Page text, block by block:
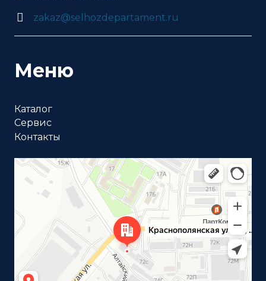
zakaz@selhozdepartament.ru
Меню
Каталог
Сервис
Контакты
Волгоград
Краснополянская улица, 72Л на карте Волгограда —